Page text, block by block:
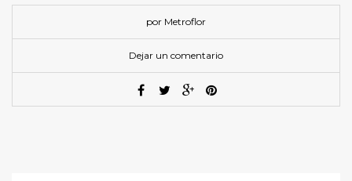
por Metroflor
Dejar un comentario